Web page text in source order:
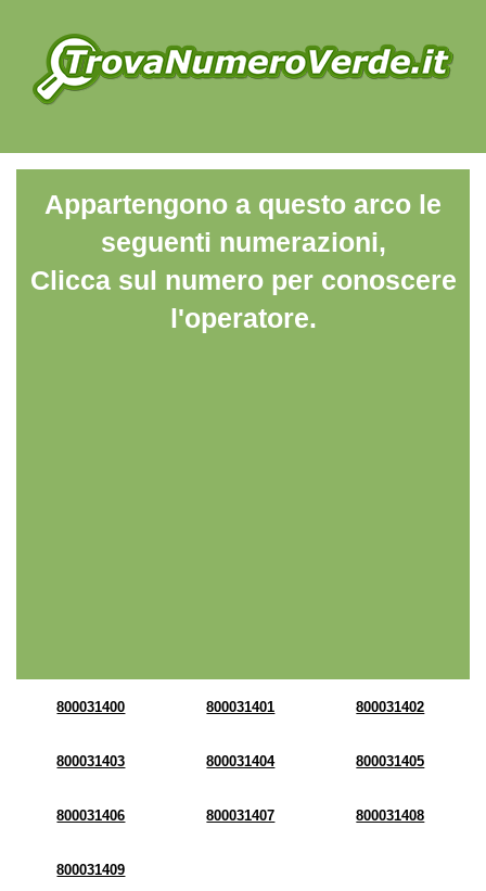
Appartengono a questo arco le
seguenti numerazioni,
Clicca sul numero per conoscere
l'operatore.
800031400 800031401 800031402
800031403 800031404 800031405
800031406 800031407 800031408
800031409